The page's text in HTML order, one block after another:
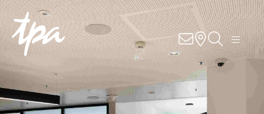
Knowhow
Services
Branchen